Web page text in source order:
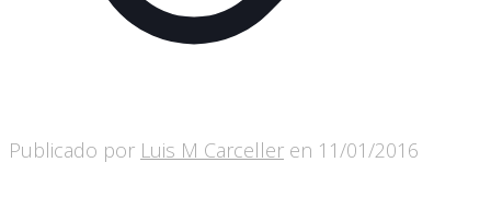
Publicado por Luis M Carceller en 11/01/2016